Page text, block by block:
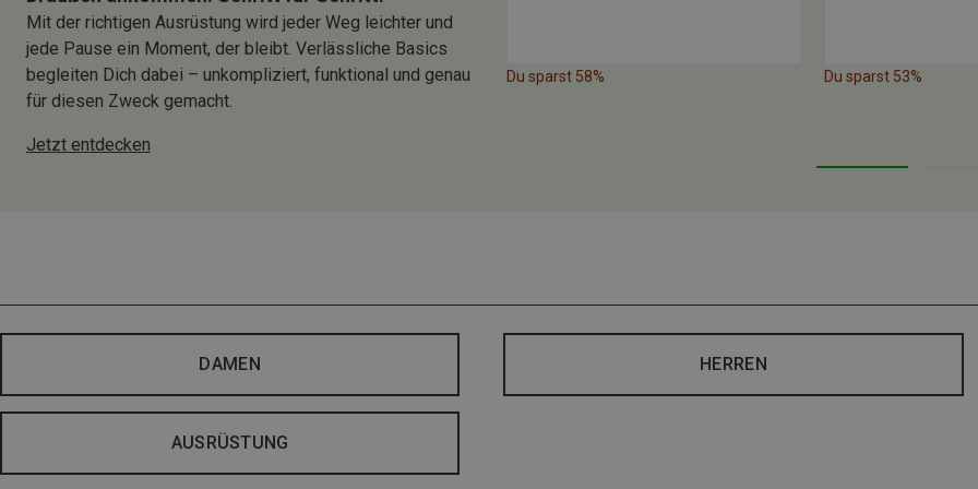
Mit der richtigen Ausrüstung wird jeder Weg leichter und
jede Pause ein Moment, der bleibt. Verlässliche Basics
begleiten Dich dabei – unkompliziert, funktional und genau
für diesen Zweck gemacht.
Jetzt entdecken
Du sparst 58% Du sparst 53%
DAMEN HERREN
AUSRÜSTUNG